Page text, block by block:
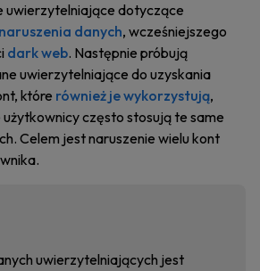
uwierzytelniające dotyczące
naruszenia danych, wcześniejszego
dark web. Następnie próbują
uwierzytelniające do uzyskania
które również je wykorzystują,
często stosują te same
Celem jest naruszenie wielu kont
uwierzytelniających jest